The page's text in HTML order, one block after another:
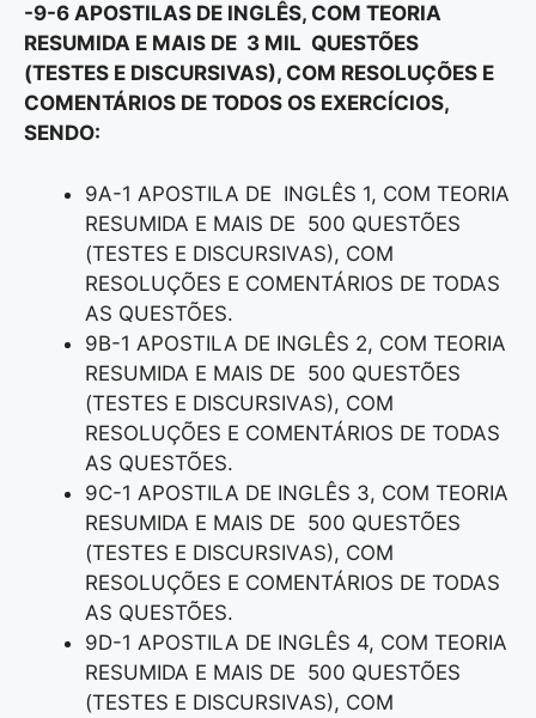
-9-6 APOSTILAS DE INGLÊS, COM TEORIA
RESUMIDA E MAIS DE 3 MIL QUESTÕES
(TESTES E DISCURSIVAS), COM RESOLUÇÕES E
COMENTÁRIOS DE TODOS OS EXERCÍCIOS,
SENDO:
9A-1 APOSTILA DE INGLÊS 1, COM TEORIA
RESUMIDA E MAIS DE 500 QUESTÕES
(TESTES E DISCURSIVAS), COM
RESOLUÇÕES E COMENTÁRIOS DE TODAS
AS QUESTÕES.
9B-1 APOSTILA DE INGLÊS 2, COM TEORIA
RESUMIDA E MAIS DE 500 QUESTÕES
(TESTES E DISCURSIVAS), COM
RESOLUÇÕES E COMENTÁRIOS DE TODAS
AS QUESTÕES.
9C-1 APOSTILA DE INGLÊS 3, COM TEORIA
RESUMIDA E MAIS DE 500 QUESTÕES
(TESTES E DISCURSIVAS), COM
RESOLUÇÕES E COMENTÁRIOS DE TODAS
AS QUESTÕES.
9D-1 APOSTILA DE INGLÊS 4, COM TEORIA
RESUMIDA E MAIS DE 500 QUESTÕES
(TESTES E DISCURSIVAS), COM